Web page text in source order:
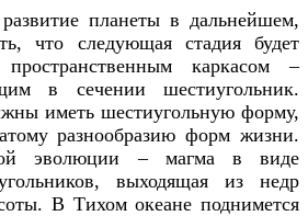
планеты в дальнейшем,
что следующая стадия будет
каркасом –
в сечении шестиугольник.
иметь шестиугольную форму,
разнообразию форм жизни.
эволюции – магма в виде
выходящая из недр
В Тихом океане поднимется